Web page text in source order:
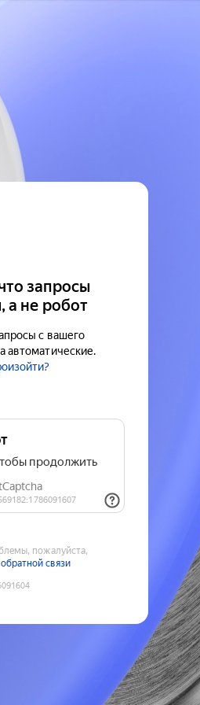
запросы
а не робот
с вашего
автоматические.
пожалуйста,
связи